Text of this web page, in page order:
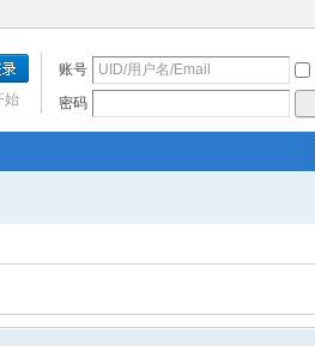
账号
密码
始